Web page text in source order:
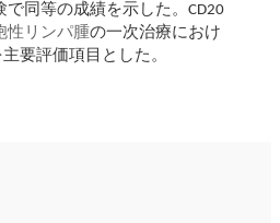
同等の成績を示した。CD20
性リンパ腫の一次治療におけ
要評価項目とした。